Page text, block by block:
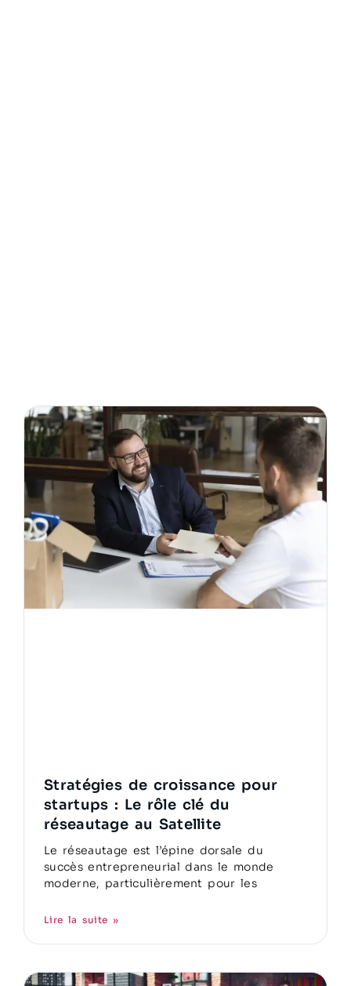
Stratégies de croissance pour
startups : Le rôle clé du
réseautage au Satellite
Le réseautage est l’épine dorsale du
succès entrepreneurial dans le monde
moderne, particulièrement pour les
Lire la suite »